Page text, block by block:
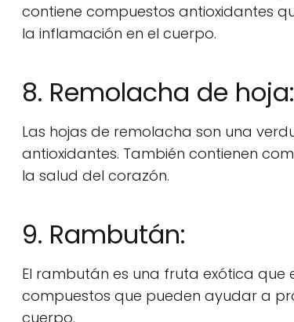
contiene compuestos antioxidantes
la inflamación en el cuerpo.
8. Remolacha de hoja:
Las hojas de remolacha son una
antioxidantes. También contienen
la salud del corazón.
9. Rambután:
El rambután es una fruta exótica que
compuestos que pueden ayudar a
cuerpo.